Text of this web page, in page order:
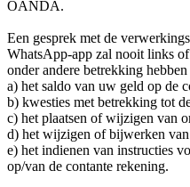
OANDA.
Een gesprek met de
WhatsApp-app zal nooit links
onder andere betrekking hebben
a) het saldo van uw geld op de
b) kwesties met betrekking tot
c) het plaatsen of wijzigen van
d) het wijzigen of bijwerken van
e) het indienen van instructies
op/van de contante rekening.